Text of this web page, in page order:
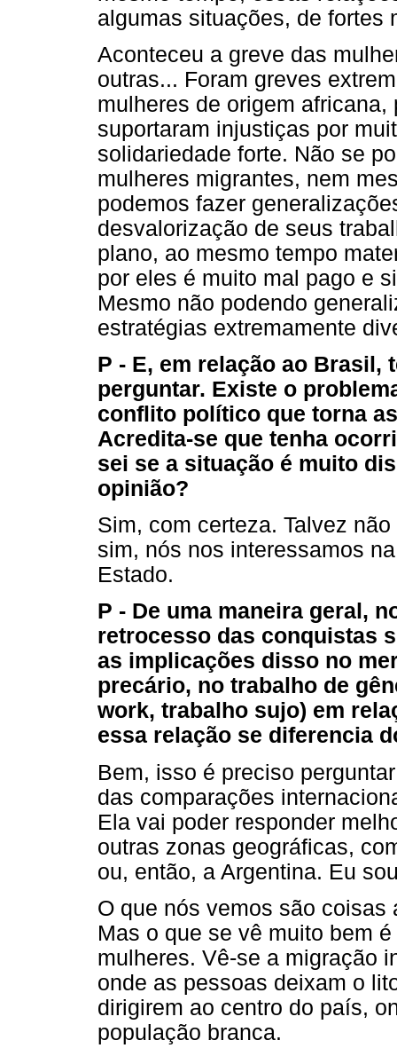
algumas situações, de fortes
Aconteceu a greve das
outras... Foram greves
mulheres de origem
suportaram injustiças por
solidariedade forte. Não se
mulheres migrantes, nem
podemos fazer
desvalorização de seus
plano, ao mesmo tempo
por eles é muito mal pago e
Mesmo não podendo
estratégias extremamente
P - E, em relação ao Brasil,
perguntar. Existe o
conflito político que torna
Acredita-se que tenha
sei se a situação é muito
opinião?
Sim, com certeza. Talvez
sim, nós nos interessamos
Estado.
P - De uma maneira geral,
retrocesso das conquistas
as implicações disso no
precário, no trabalho de
work, trabalho sujo) em
essa relação se diferencia
Bem, isso é preciso
das comparações
Ela vai poder responder
outras zonas geográficas,
ou, então, a Argentina. Eu
O que nós vemos são
Mas o que se vê muito bem
mulheres. Vê-se a migração
onde as pessoas deixam o
dirigirem ao centro do país,
população branca.